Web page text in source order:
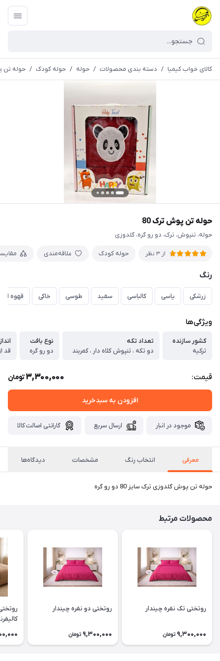
کالای خواب کیمیا / دسته بندی محصولات / حوله / حوله کودک / حوله تن
حوله تن پوش ترک 80
حوله، تنپوش، ترک، دو رو گره، گلدوزی
از 3 نظر حوله کودک علاقه‌مندی
رنگ
زرشکی یاسی کالباسی سفید طوسی خاکی قهوه ای
ویژگی‌ها
کشور سازنده
ترکیه
تعداد تکه
دو تکه ، تنپوش کلاه دار ، کمربند
نوع بافت
دو رو گره
قیمت: 3,300,000تومان
افزودن به سبدخرید
موجود در انبار ارسال سریع گارانتی اصالت کالا
معرفی انتخاب رنگ مشخصات دیدگاه‌ها
حوله تن پوش گلدوزی ترک سایز 80 دو رو گره
محصولات مرتبط
روتختی تک نفره چیندار
9,300,000 تومان
روتختی دو نفره چیندار
9,300,000 تومان